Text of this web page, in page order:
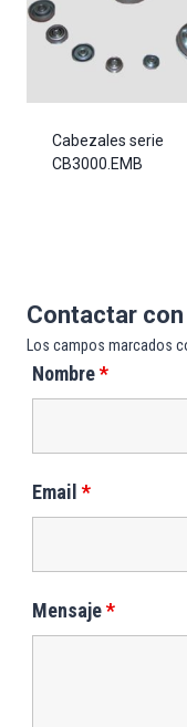
Cabezales serie
CB3000.EMB
Contactar
Los campos marcados
Nombre*
Email *
Mensaje*